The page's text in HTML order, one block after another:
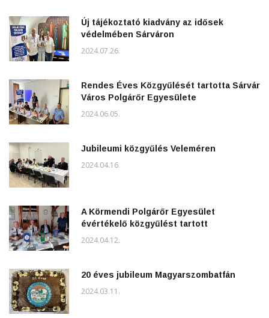
Új tájékoztató kiadvány az idősek
védelmében Sárváron
2024.07.26.
Rendes Éves Közgyűlését tartotta Sárvár
Város Polgárőr Egyesülete
2024.06.05.
Jubileumi közgyűlés Veleméren
2024.04.16.
A Körmendi Polgárőr Egyesület
évértékelő közgyűlést tartott
2024.04.12.
20 éves jubileum Magyarszombatfán
2024.03.11.